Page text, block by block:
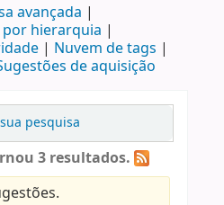
avançada
por hierarquia
Nuvem de tags
de aquisição
pesquisa
3 resultados.